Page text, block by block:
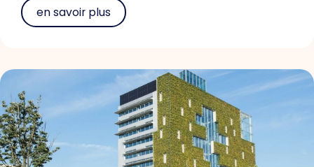
en savoir plus